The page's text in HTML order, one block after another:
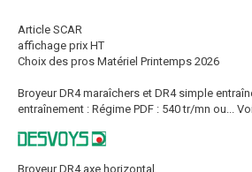
Article SCAR
affichage prix HT
Choix des pros Matériel Printemps 2026
Broyeur DR4 maraîchers et DR4 simple
entraînement : Régime PDF : 540 tr/mn ou...
Broyeur DR4 axe horizontal